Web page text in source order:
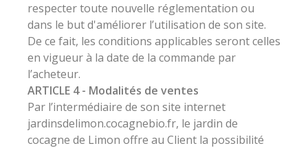
respecter toute nouvelle réglementation ou
dans le but d'améliorer l’utilisation de son site.
De ce fait, les conditions applicables seront celles
en vigueur à la date de la commande par
l’acheteur.
ARTICLE 4 - Modalités de ventes
Par l’intermédiaire de son site internet
jardinsdelimon.cocagnebio.fr, le jardin de
cocagne de Limon offre au Client la possibilité